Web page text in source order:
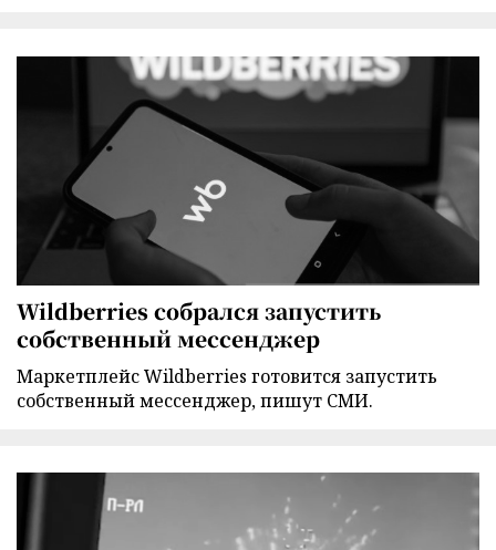
Wildberries собрался запустить
собственный мессенджер
Маркетплейс Wildberries готовится запустить
собственный мессенджер, пишут СМИ.